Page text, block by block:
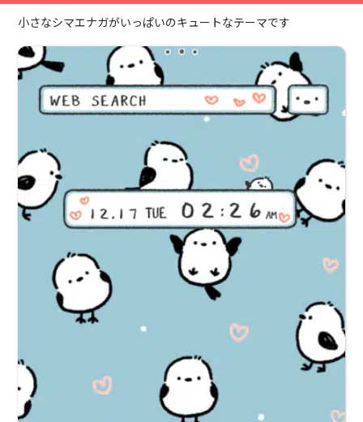
小さなシマエナガがいっぱいのキュートなテーマです